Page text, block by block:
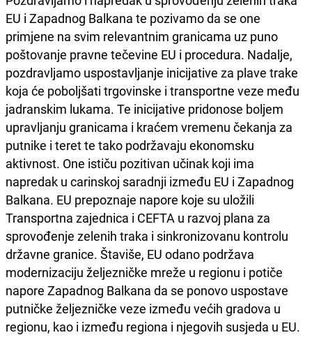
EU i Zapadnog Balkana te pozivamo da se one
primjene na svim relevantnim granicama uz puno
poštovanje pravne tečevine EU i procedura. Nadalje,
pozdravljamo uspostavljanje inicijative za plave trake
koja će poboljšati trgovinske i transportne veze među
jadranskim lukama. Te inicijative pridonose boljem
upravljanju granicama i kraćem vremenu čekanja za
putnike i teret te tako podržavaju ekonomsku
aktivnost. One ističu pozitivan učinak koji ima
napredak u carinskoj saradnji između EU i Zapadnog
Balkana. EU prepoznaje napore koje su uložili
Transportna zajednica i CEFTA u razvoj plana za
sprovođenje zelenih traka i sinkronizovanu kontrolu
državne granice. Štaviše, EU odano podržava
modernizaciju željezničke mreže u regionu i potiče
napore Zapadnog Balkana da se ponovo uspostave
putničke željezničke veze između većih gradova u
regionu, kao i između regiona i njegovih susjeda u EU.